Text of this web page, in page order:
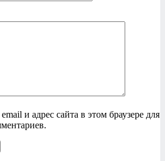
и адрес сайта в этом браузере для